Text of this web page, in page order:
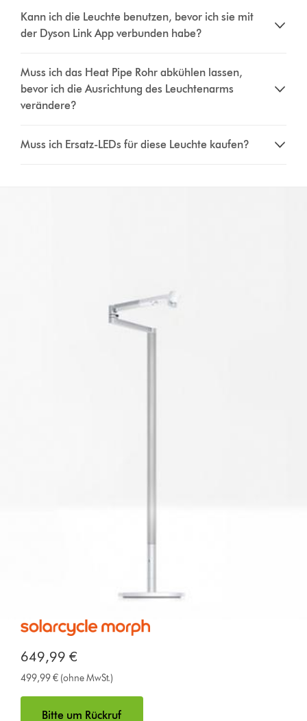
Kann ich die Leuchte benutzen, bevor ich sie mit
der Dyson Link App verbunden habe?
Muss ich das Heat Pipe Rohr abkühlen lassen,
bevor ich die Ausrichtung des Leuchtenarms
verändere?
Muss ich Ersatz-LEDs für diese Leuchte kaufen?
649,99 €
499,99 € (ohne MwSt.)
Bitte um Rückruf